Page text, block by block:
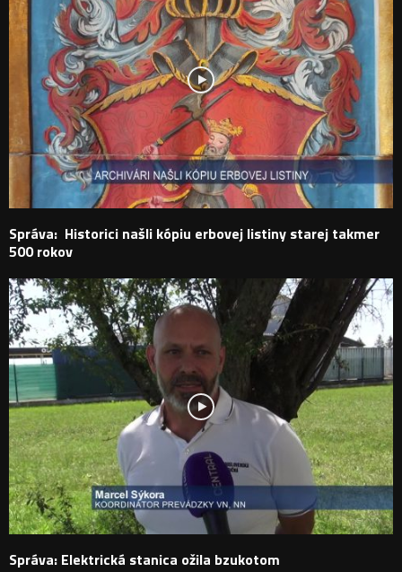
Správa: Historici našli kópiu erbovej listiny starej takmer
500 rokov
Správa: Elektrická stanica ožila bzukotom